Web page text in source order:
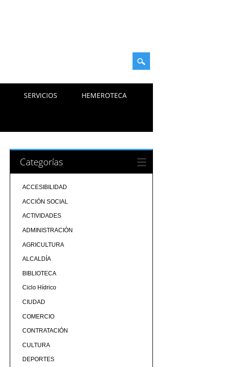
SERVICIOS HEMEROTECA
Categorías
ACCESIBILIDAD
ACCIÓN SOCIAL
ACTIVIDADES
ADMINISTRACIÓN
AGRICULTURA
ALCALDÍA
BIBLIOTECA
Ciclo Hídrico
CIUDAD
COMERCIO
CONTRATACIÓN
CULTURA
DEPORTES